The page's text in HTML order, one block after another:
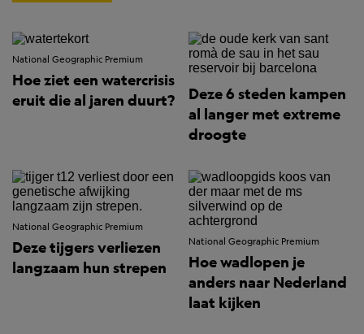
National Geographic Premium
Hoe ziet een watercrisis
eruit die al jaren duurt?
Deze 6 steden kampen
al langer met extreme
droogte
National Geographic Premium
Deze tijgers verliezen
langzaam hun strepen
National Geographic Premium
Hoe wadlopen je
anders naar Nederland
laat kijken